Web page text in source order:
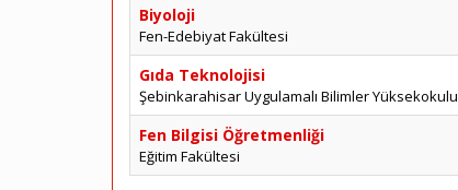
Biyoloji
Fen-Edebiyat Fakültesi
Gıda Teknolojisi
Şebinkarahisar Uygulamalı Bilimler Yüksekokulu
Fen Bilgisi Öğretmenliği
Eğitim Fakültesi